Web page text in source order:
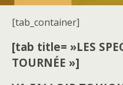
[tab_container]
[tab title= »LES
TOURNÉE »]